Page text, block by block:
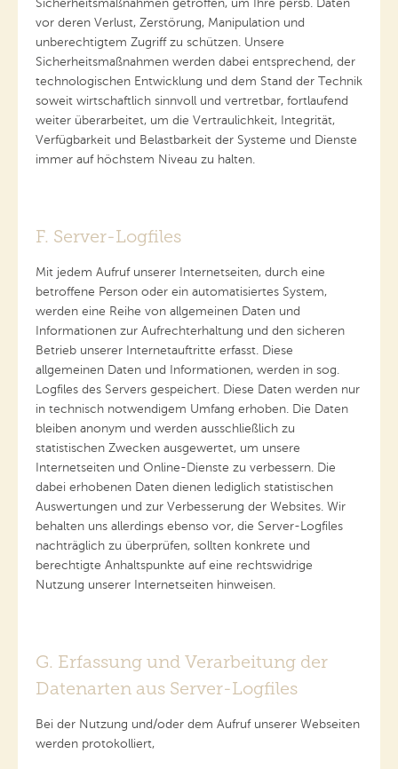
Sicherheitsmaßnahmen getroffen, um Ihre persb. Daten
vor deren Verlust, Zerstörung, Manipulation und
unberechtigtem Zugriff zu schützen. Unsere
Sicherheitsmaßnahmen werden dabei entsprechend, der
technologischen Entwicklung und dem Stand der Technik
soweit wirtschaftlich sinnvoll und vertretbar, fortlaufend
weiter überarbeitet, um die Vertraulichkeit, Integrität,
Verfügbarkeit und Belastbarkeit der Systeme und Dienste
immer auf höchstem Niveau zu halten.
F. Server-Logfiles
Mit jedem Aufruf unserer Internetseiten, durch eine
betroffene Person oder ein automatisiertes System,
werden eine Reihe von allgemeinen Daten und
Informationen zur Aufrechterhaltung und den sicheren
Betrieb unserer Internetauftritte erfasst. Diese
allgemeinen Daten und Informationen, werden in sog.
Logfiles des Servers gespeichert. Diese Daten werden nur
in technisch notwendigem Umfang erhoben. Die Daten
bleiben anonym und werden ausschließlich zu
statistischen Zwecken ausgewertet, um unsere
Internetseiten und Online-Dienste zu verbessern. Die
dabei erhobenen Daten dienen lediglich statistischen
Auswertungen und zur Verbesserung der Websites. Wir
behalten uns allerdings ebenso vor, die Server-Logfiles
nachträglich zu überprüfen, sollten konkrete und
berechtigte Anhaltspunkte auf eine rechtswidrige
Nutzung unserer Internetseiten hinweisen.
G. Erfassung und Verarbeitung der
Datenarten aus Server-Logfiles
Bei der Nutzung und/oder dem Aufruf unserer Webseiten
werden protokolliert,